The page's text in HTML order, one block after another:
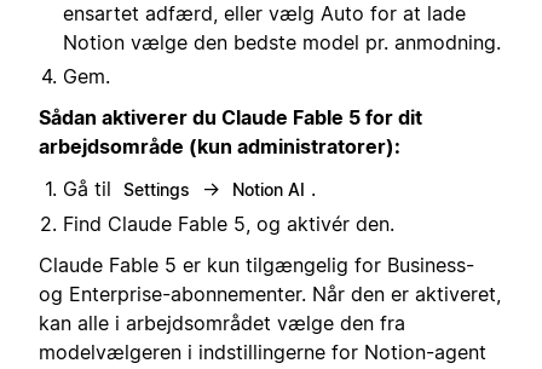
ensartet adfærd, eller vælg Auto for at lade
Notion vælge den bedste model pr. anmodning.
Gem.
Sådan aktiverer du Claude Fable 5 for dit
arbejdsområde (kun administratorer):
Gå til
Settings → Notion AI .
Find Claude Fable 5, og aktivér den.
Claude Fable 5 er kun tilgængelig for Business-
og Enterprise-abonnementer. Når den er aktiveret,
kan alle i arbejdsområdet vælge den fra
modelvælgeren i indstillingerne for Notion-agent